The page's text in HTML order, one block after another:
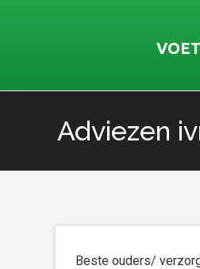
Adviezen
Je bent hier:
Beste ouders/